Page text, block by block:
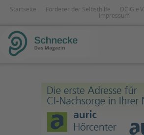
Startseite Förderer der Selbsthilfe DCIG e.V.
Impressum